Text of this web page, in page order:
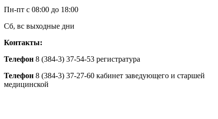
Пн-пт с 08:00 до 18:00
Сб, вс выходные дни
Контакты:
Телефон 8 (384-3) 37-54-53 регистратура
Телефон 8 (384-3) 37-27-60 кабинет заведующего и старшей
медицинской